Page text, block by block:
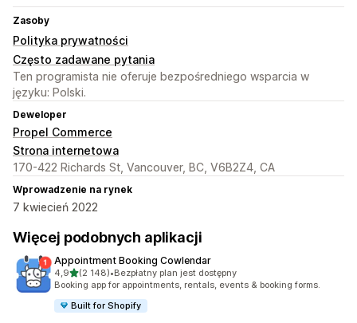
Zasoby
Polityka prywatności
Często zadawane pytania
Ten programista nie oferuje bezpośredniego wsparcia w
języku: Polski.
Deweloper
Propel Commerce
Strona internetowa
170-422 Richards St, Vancouver, BC, V6B2Z4, CA
Wprowadzenie na rynek
7 kwiecień 2022
Więcej podobnych aplikacji
Appointment Booking Cowlendar
4,9na 5 gwiazdek
(2 148)
Łączna liczba recenzji: 2148
•Bezpłatny plan jest dostępny
Booking app for appointments, rentals, events & booking forms.
Built for Shopify